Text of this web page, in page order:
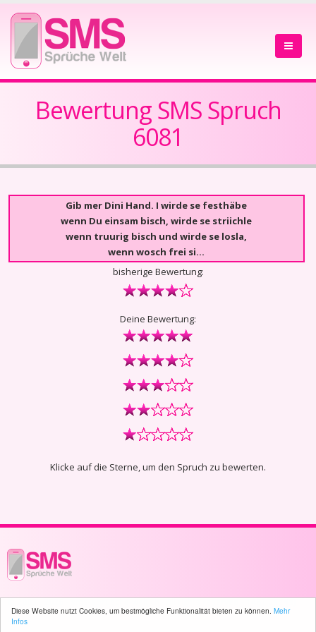
Diese Website nutzt Cookies, um bestmögliche Funktionalität bieten zu können. Mehr
Infos
Bewertung SMS Spruch
6081
Gib mer Dini Hand. I wirde se festhäbe
wenn Du einsam bisch, wirde se striichle
wenn truurig bisch und wirde se losla,
wenn wosch frei si…
bisherige Bewertung:
Deine Bewertung:
Klicke auf die Sterne, um den Spruch zu bewerten.
© 2003 - 2026 -sms-sprueche-welt.ch- All rights reserved -1481 user(s)
online